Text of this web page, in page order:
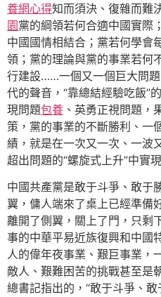
養網心得知而須決、復雜而難
園黨的綱領若何合適中國實際
中國國情相結合；黨若何學會
領；黨的理論與黨的事業若何
行建設……一個又一個巨大問
代的聲音，“靠總結經驗吃飯”
現問題包養 、英勇正視問題，
策，黨的事業的不斷勝利、一
績，就是在一次又一次、一波
超出問題的“螺旋式上升”中實
中國共產黨是敢于斗爭、敢于
翼，傭人端來了桌上已經準備
離開了側翼，關上了門，只剩
事的中華平易近族復興和中國
人的偉年夜事業、艱巨事業，
敵人、艱難困苦的挑戰甚至是
總書記指出的，“敢于斗爭、